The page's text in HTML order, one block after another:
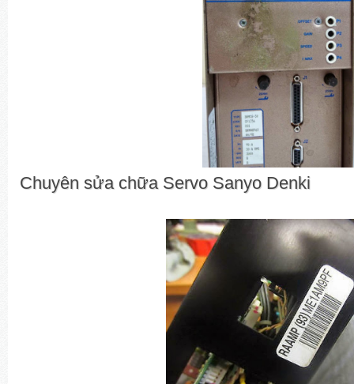
Chuyên sửa chữa Servo Sanyo Denki